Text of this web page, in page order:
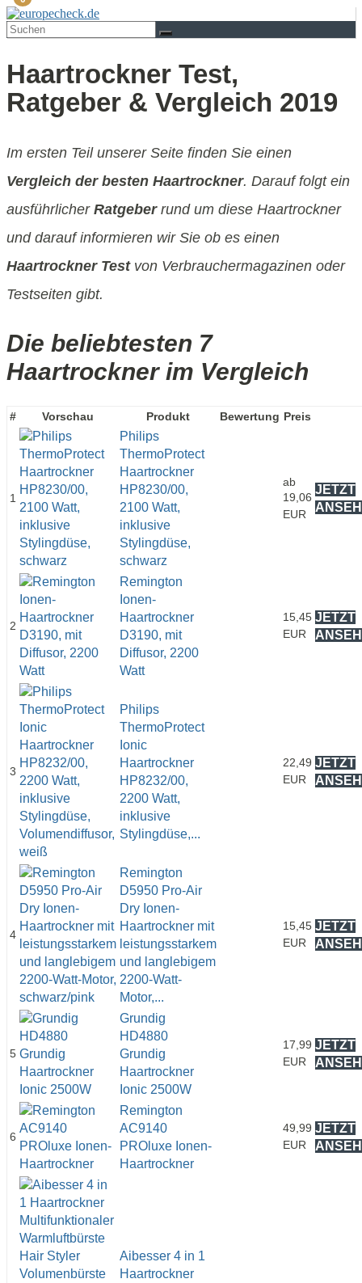
Haartrockner Test,
Ratgeber & Vergleich 2019
Im ersten Teil unserer Seite finden Sie einen
Vergleich der besten Haartrockner. Darauf folgt ein
ausführlicher Ratgeberrund um diese Haartrockner
und darauf informieren wir Sie ob es einen
Haartrockner Testvon Verbrauchermagazinen oder
Testseiten gibt.
Die beliebtesten 7
Haartrockner im Vergleich
# Vorschau Produkt Bewertung Preis
1
Philips
ThermoProtect
Haartrockner
HP8230/00,
2100 Watt,
inklusive
Stylingdüse,
schwarz
ab
19,06
EUR
JETZT
2
Remington
Ionen-
Haartrockner
D3190, mit
Diffusor, 2200
Watt
15,45
EUR
JETZT
3
Philips
ThermoProtect
Ionic
Haartrockner
HP8232/00,
2200 Watt,
inklusive
Stylingdüse,...
22,49
EUR
JETZT
4
Remington
D5950 Pro-Air
Dry Ionen-
Haartrockner mit
leistungsstarkem
und langlebigem
2200-Watt-
Motor,...
15,45
EUR
JETZT
5
Grundig
HD4880
Grundig
Haartrockner
Ionic 2500W
17,99
EUR
JETZT
6
Remington
AC9140
PROluxe Ionen-
Haartrockner
49,99
EUR
JETZT
Aibesser 4 in 1
Haartrockner